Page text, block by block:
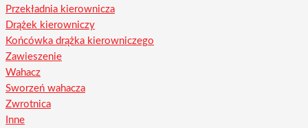
Przekładnia kierownicza
Drążek kierowniczy
Końcówka drążka kierowniczego
Zawieszenie
Wahacz
Sworzeń wahacza
Zwrotnica
Inne